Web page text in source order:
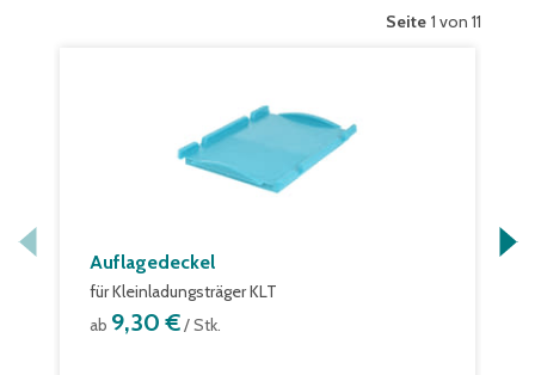
Seite 1 von 11
Auflagedeckel
für Kleinladungsträger KLT
ab 9,30 €/ Stk.